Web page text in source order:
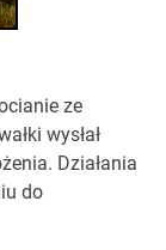
ze
wysłał
Działania
do